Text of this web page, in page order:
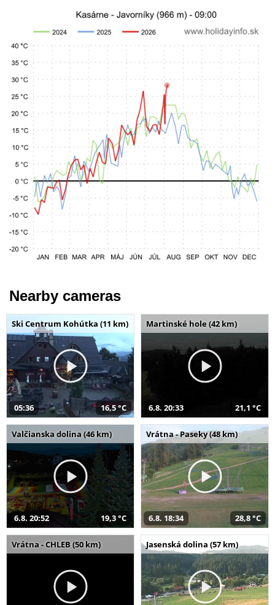
Nearby cameras
Ski Centrum Kohútka (11 km)
05:36 16,5 °C
Martinské hole (42 km)
6.8. 20:33 21,1 °C
Valčianska dolina (46 km)
6.8. 20:52 19,3 °C
Vrátna - Paseky (48 km)
6.8. 18:34 28,8 °C
Vrátna - CHLEB (50 km) Jasenská dolina (57 km)